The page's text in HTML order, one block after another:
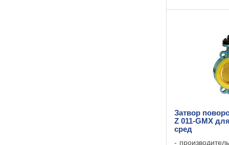
корпуса, диска
Затвор
Z 011-GMX
сред